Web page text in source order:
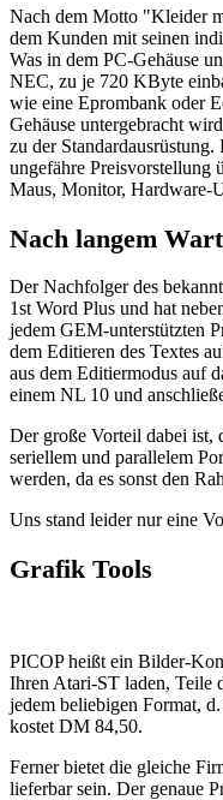
Nach dem Motto "Kleider
dem Kunden mit seinen
Was in dem PC-Gehäuse
NEC, zu je 720 KByte
wie eine Eprombank oder
Gehäuse untergebracht
zu der
ungefähre Preisvorstellung
Maus, Monitor, Hardware-
Nach langem
Der Nachfolger des
1st Word Plus und hat
jedem GEM-unterstützten
dem Editieren des Textes
aus dem Editiermodus auf
einem NL 10 und
Der große Vorteil dabei ist,
seriellem und parallelem
werden, da es sonst den
Uns stand leider nur eine
Grafik Tools
PICOP heißt ein Bilder-
Ihren Atari-ST laden, Teile
jedem beliebigen Format,
kostet DM 84,50.
Ferner bietet die gleiche
lieferbar sein. Der genaue